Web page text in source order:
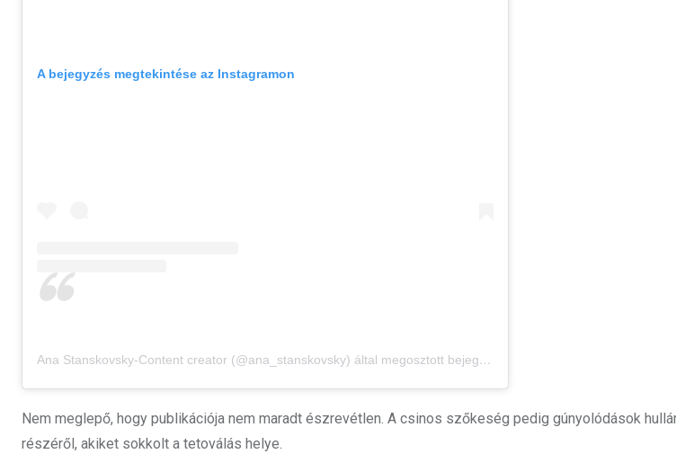
A bejegyzés megtekintése az Instagramon
Ana Stanskovsky-Content creator (@ana_stanskovsky) által megosztott bejegyzés
Nem meglepő, hogy publikációja nem maradt észrevétlen. A csinos szőkeség pedig gúnyolódások
részéről, akiket sokkolt a tetoválás helye.